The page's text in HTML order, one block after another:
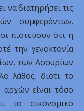
να διατηρήσει τις
συμφερόντων.
πιστεύουν ότι η
την γενοκτονία
των Ασσυρίων
λάθος, διότι το
είναι τόσο
το οικονομικό